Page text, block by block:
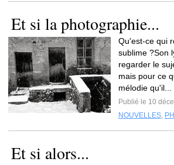
Et si la photographie...
Qu'est-ce qui
sublime ?Son
regarder le
mais pour ce
mélodie qu'il...
Publié le 10
NOUVELLES,
Et si alors...